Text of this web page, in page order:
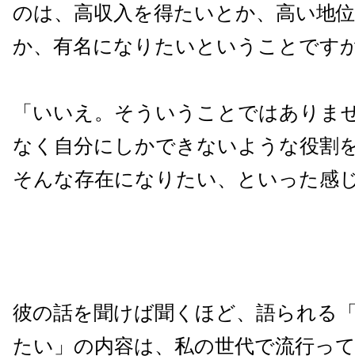
のは、高収入を得たいとか、高い地
か、有名になりたいということです
「いいえ。そういうことではありま
なく自分にしかできないような役割
そんな存在になりたい、といった感
彼の話を聞けば聞くほど、語られる
たい」の内容は、私の世代で流行っ